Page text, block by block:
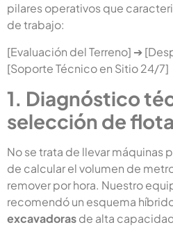
pilares operativos que
de trabajo:
[Evaluación del Terreno] ➔
[Soporte Técnico en Sitio 24/7]
1. Diagnóstico
selección de
No se trata de llevar máquinas
de calcular el volumen de
remover por hora. Nuestro
recomendó un esquema
excavadorasde alta